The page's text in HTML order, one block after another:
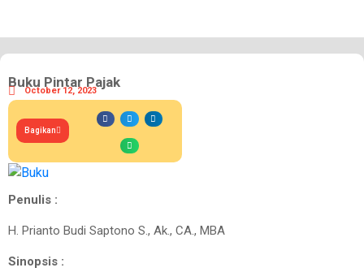
Buku Pintar Pajak
October 12, 2023
Bagikan
Penulis :
H. Prianto Budi Saptono S., Ak., CA., MBA
Sinopsis :